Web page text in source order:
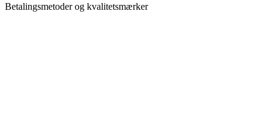
Betalingsmetoder og kvalitetsmærker